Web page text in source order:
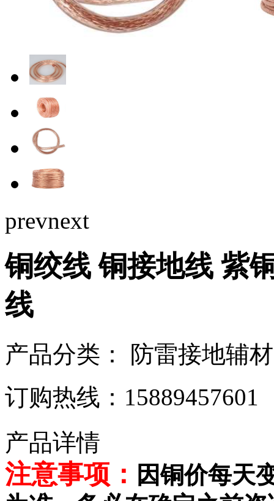
prevnext
铜绞线 铜接地线 紫
线
产品分类：
防雷接地辅材
订购热线： 15889457601
产品详情
注意事项 ： 因铜价每天